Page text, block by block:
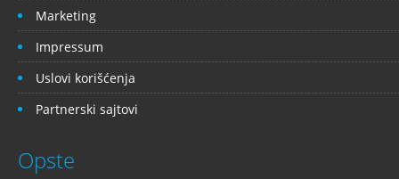
Marketing
Impressum
Uslovi korišćenja
Partnerski sajtovi
Opste